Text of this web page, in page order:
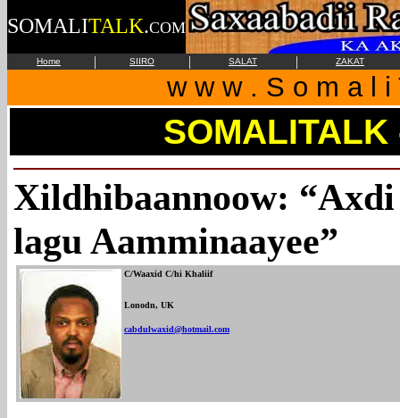
SOMALITALK.COM
Home | SIIRO | SALAT | ZAKAT
w w w . S o m a l
SOMALITALK
Xildhibaannoow:
lagu Aamminaayee”
C/Waaxid C/hi Khaliif
Lonodn, UK
cabdulwaxid@hotmail.com